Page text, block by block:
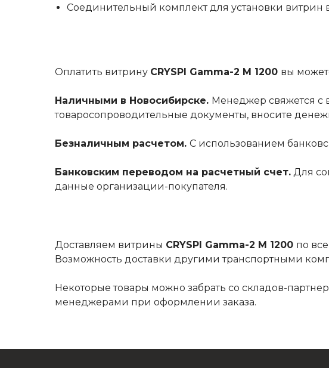
Соединительный комплект для установки витрин
Оплатить витрину CRYSPI Gamma-2 M 1200 вы
Наличными в Новосибирске. Менеджер свяжется с
товаросопроводительные документы, вносите
Безналичным расчетом. С использованием
Банковским переводом на расчетный счет. Для
данные организации-покупателя.
Доставляем витрины CRYSPI Gamma-2 M 1200 по
Возможность доставки другими транспортными
Некоторые товары можно забрать со складов-
менеджерами при оформлении заказа.